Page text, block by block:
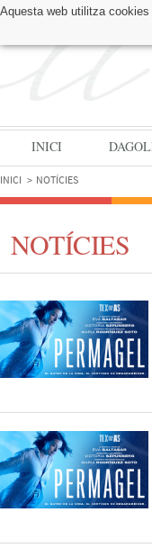
Aquesta web utilitza
TROBA'NS A:
INICI
INICI NOTÍCIES
NOTÍCIES